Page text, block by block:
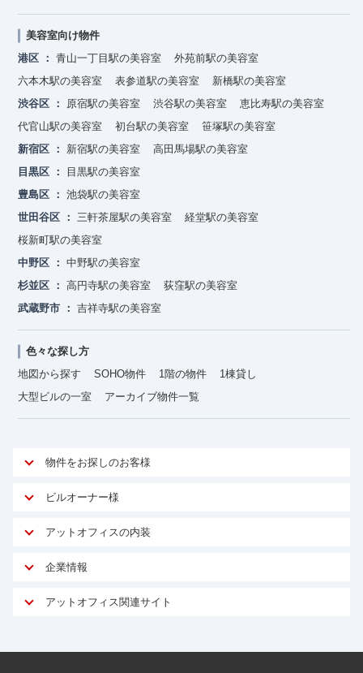
美容室向け物件
港区
青山一丁目駅の美容室
外苑前駅の美容室
六本木駅の美容室
表参道駅の美容室
新橋駅の美容室
渋谷区
原宿駅の美容室 渋谷駅の美容室
恵比寿駅の美容室
代官山駅の美容室
初台駅の美容室
笹塚駅の美容室
新宿区
新宿駅の美容室
高田馬場駅の美容室
目黒区
目黒駅の美容室
豊島区
池袋駅の美容室
世田谷区
三軒茶屋駅の美容室
経堂駅の美容室
桜新町駅の美容室
中野区
中野駅の美容室
杉並区
高円寺駅の美容室
荻窪駅の美容室
武蔵野市
吉祥寺駅の美容室
色々な探し方
地図から探す
SOHO物件 1階の物件
1棟貸し
大型ビルの一室
アーカイブ物件一覧
物件をお探しのお客様
アットオフィスが選ばれる理由
ご契約者様インタビュー
オフィスお役立ちコラム
ビルオーナー様
オーナー様向けサービス
マイソク作成
物件情報から成約賃料を予測
リノベーション
アットオフィスの内装
サービス内容
内装に関するよくある質問
企業情報
アットオフィス関連サイト
アットレジデンス